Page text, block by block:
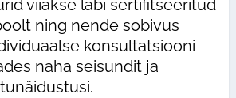
viiakse läbi sertifitseeritud
ning nende sobivus
konsultatsiooni
naha seisundit ja